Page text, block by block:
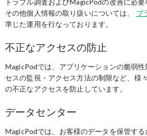
トラブル調査およびMagicPodの改善に必要
その他個人情報の取り扱いについては、
プ
準じた運用を行なっております。
不正なアクセスの防止
MagicPodでは、アプリケーションの脆弱
セスの監視・アクセス方法の制限など、様
の不正なアクセスを防止しています。
データセンター
MagicPodでは、お客様のデータを保管す